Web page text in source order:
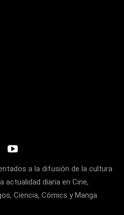
a la difusión de la cultura
actualidad diaria en Cine,
Ciencia, Cómics y Manga.